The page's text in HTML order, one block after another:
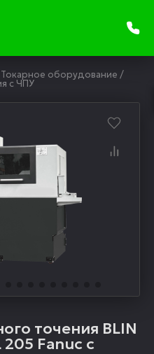
Токарное оборудование /
с ЧПУ
точения BLIN
205 Fanuc с